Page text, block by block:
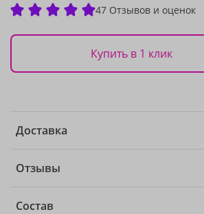
47 Отзывов и оценок
Купить в 1 клик
Доставка
Отзывы
Состав